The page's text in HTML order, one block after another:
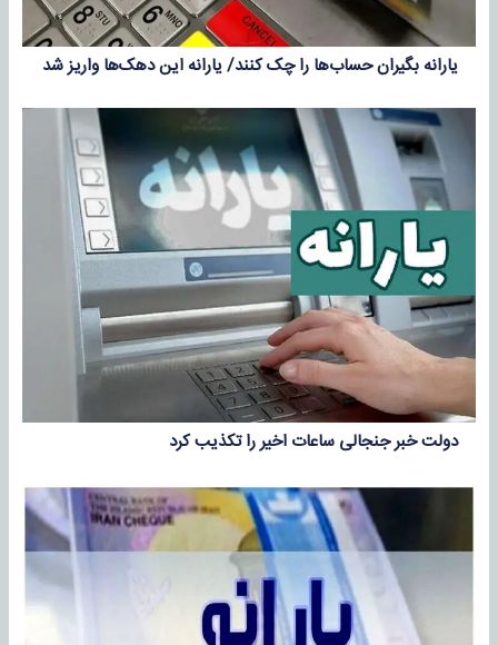
یارانه بگیران حساب‌ها را چک کنند/ یارانه این دهک‌ها واریز شد
دولت خبر جنجالی ساعات اخیر را تکذیب کرد